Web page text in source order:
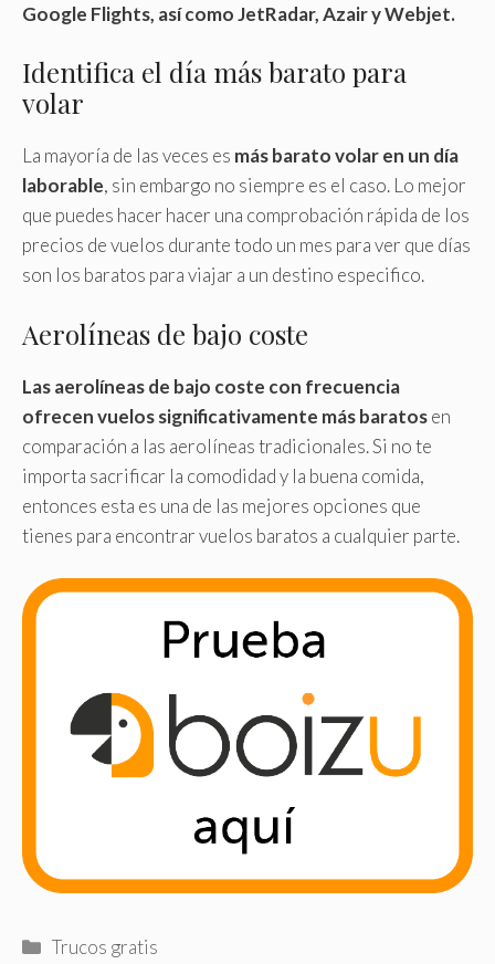
Google Flights, así como JetRadar, Azair y Webjet.
Identifica el día más barato para
volar
La mayoría de las veces es más barato volar en un día
laborable, sin embargo no siempre es el caso. Lo mejor
que puedes hacer hacer una comprobación rápida de los
precios de vuelos durante todo un mes para ver que días
son los baratos para viajar a un destino especifico.
Aerolíneas de bajo coste
Las aerolíneas de bajo coste con frecuencia
ofrecen vuelos significativamente más baratosen
comparación a las aerolíneas tradicionales. Si no te
importa sacrificar la comodidad y la buena comida,
entonces esta es una de las mejores opciones que
tienes para encontrar vuelos baratos a cualquier parte.
Categorías
Trucos gratis